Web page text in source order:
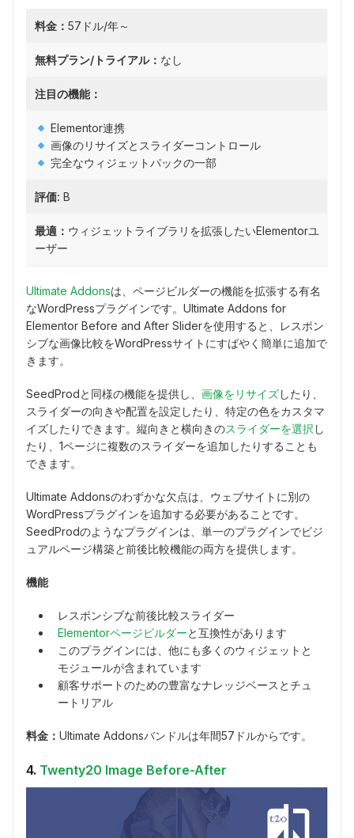
料金： 57ドル/年～
無料プラン/トライアル： なし
注目の機能：
Elementor連携
画像のリサイズとスライダーコントロール
完全なウィジェットパックの一部
評価: B
最適： ウィジェットライブラリを拡張したいElementorユ
ーザー
Ultimate Addonsは、ページビルダーの機能を拡張する有名
なWordPressプラグインです。Ultimate Addons for
Elementor Before and After Sliderを使用すると、レスポン
シブな画像比較をWordPressサイトにすばやく簡単に追加で
きます。
SeedProdと同様の機能を提供し、 画像をリサイズしたり、
スライダーの向きや配置を設定したり、特定の色をカスタマ
イズしたりできます。縦向きと横向きのスライダーを選択 し
たり、1ページに複数のスライダーを追加したりすることも
できます。
Ultimate Addonsのわずかな欠点は、ウェブサイトに別の
WordPressプラグインを追加する必要があることです。
SeedProdのようなプラグインは、単一のプラグインでビジ
ュアルページ構築と前後比較機能の両方を提供します。
機能
レスポンシブな前後比較スライダー
Elementorページビルダーと互換性があります
このプラグインには、他にも多くのウィジェットと
モジュールが含まれています
顧客サポートのための豊富なナレッジベースとチュ
ートリアル
料金： Ultimate Addonsバンドルは年間57ドルからです。
4. Twenty20 Image Before-After